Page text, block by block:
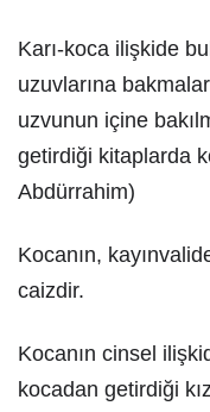
Karı-koca ilişkide
uzuvlarına
uzvunun içine
getirdiği kitaplarda
Abdürrahim)
Kocanın,
caizdir.
Kocanın cinsel
kocadan getirdiği